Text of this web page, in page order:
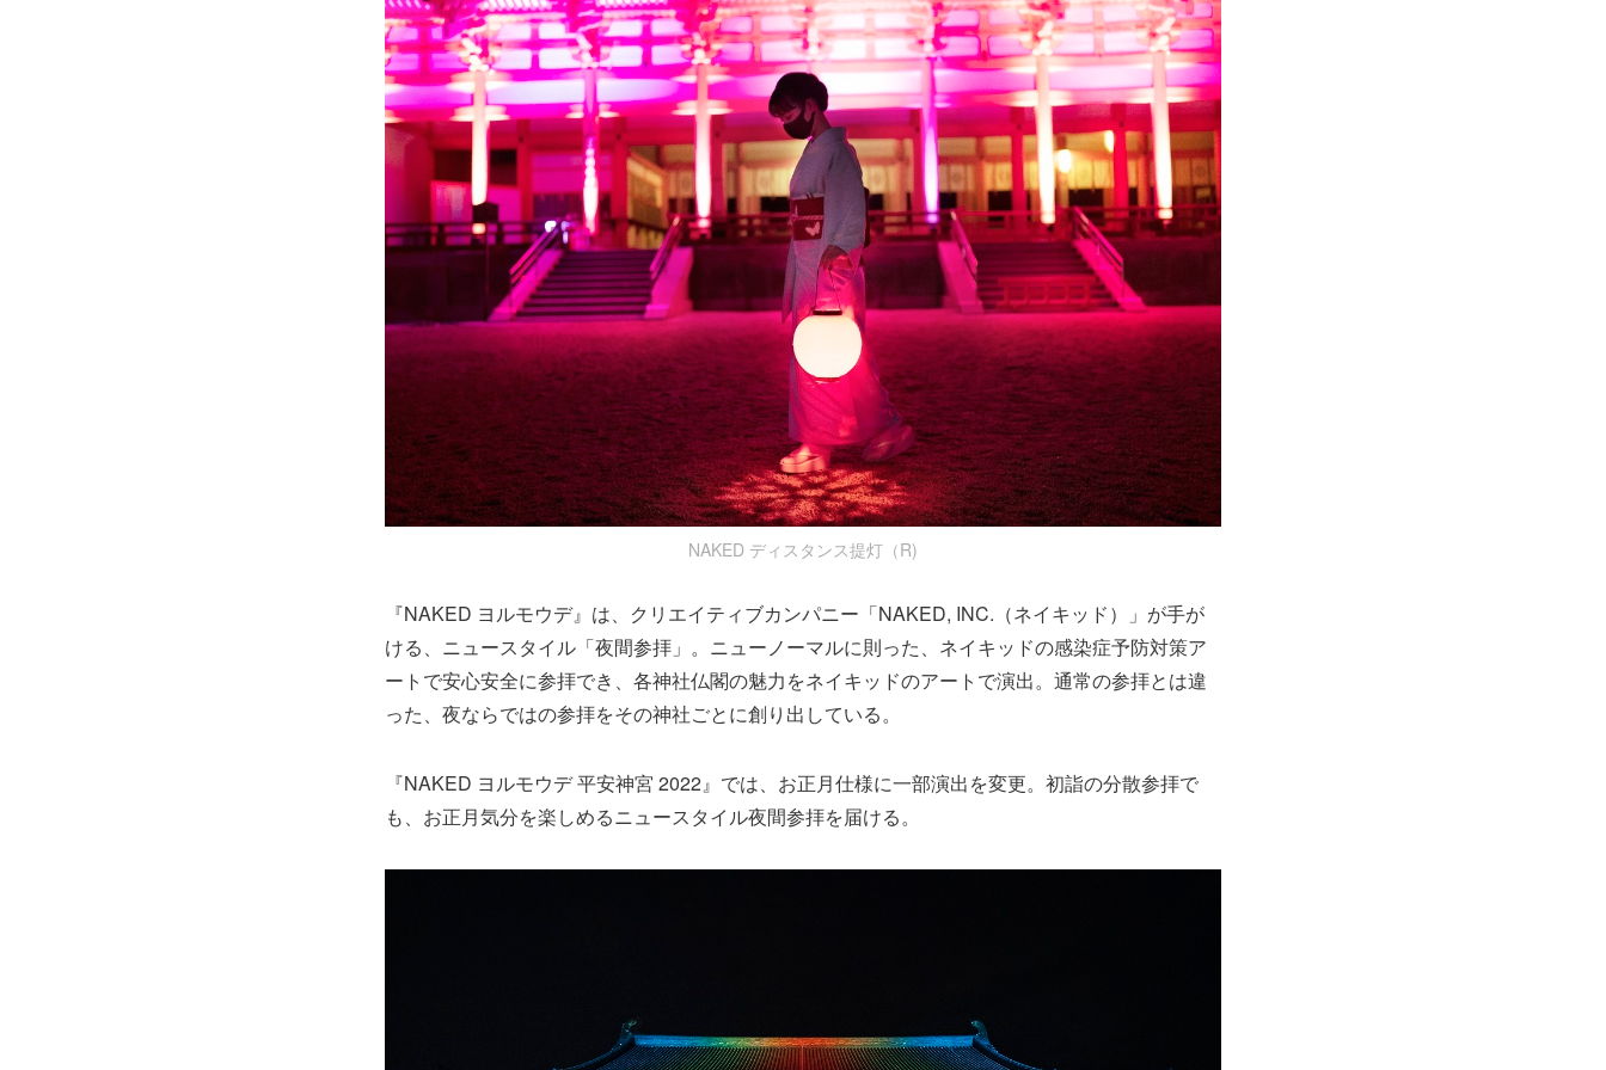
NAKED ディスタンス提灯（R)
『NAKED ヨルモウデ』は、クリエイティブカンパニー「NAKED, INC.（ネイキッド）」が手が
ける、ニュースタイル「夜間参拝」。ニューノーマルに則った、ネイキッドの感染症予防対策ア
ートで安心安全に参拝でき、各神社仏閣の魅力をネイキッドのアートで演出。通常の参拝とは違
った、夜ならではの参拝をその神社ごとに創り出している。
『NAKED ヨルモウデ 平安神宮 2022』では、お正月仕様に一部演出を変更。初詣の分散参拝で
も、お正月気分を楽しめるニュースタイル夜間参拝を届ける。